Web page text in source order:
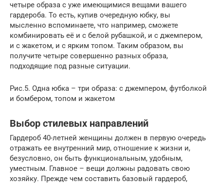
четыре образа с уже имеющимися вещами вашего
гардероба. То есть, купив очередную юбку, вы
мысленно вспоминаете, что например, сможете
комбинировать её и с белой рубашкой, и с джемпером,
и с жакетом, и с ярким топом. Таким образом, вы
получите четыре совершенно разных образа,
подходящие под разные ситуации.
Рис.5. Одна юбка – три образа: с джемпером, футболкой
и бомбером, топом и жакетом
Выбор стилевых направлений
Гардероб 40-летней женщины должен в первую очередь
отражать ее внутренний мир, отношение к жизни и,
безусловно, он быть функциональным, удобным,
уместным. Главное – вещи должны радовать свою
хозяйку. Прежде чем составить базовый гардероб,